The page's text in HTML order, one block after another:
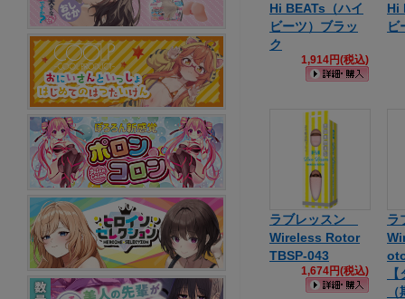
Hi BEATs（ハイ
ビーツ）ブラッ
ク
1,914円(税込)
Hi
ビ
ラブレッスン
Wireless Rotor
TBSP-043
1,674円(税込)
ラ